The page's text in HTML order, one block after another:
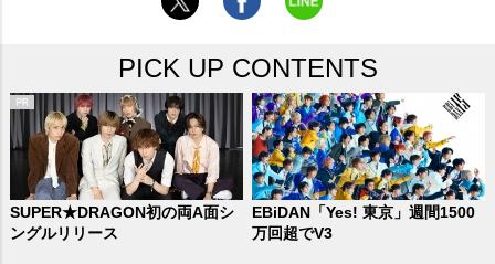
PICK UP CONTENTS
SUPER★DRAGON初の両A面シ
ングルリリース
EBiDAN「Yes! 東京」週間1500
万回超でV3